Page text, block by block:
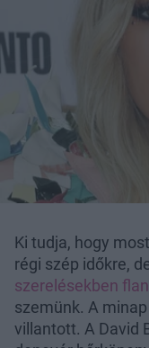
Ki tudja, hogy
régi szép időkre,
szerelésekben
szemünk. A
villantott. A David